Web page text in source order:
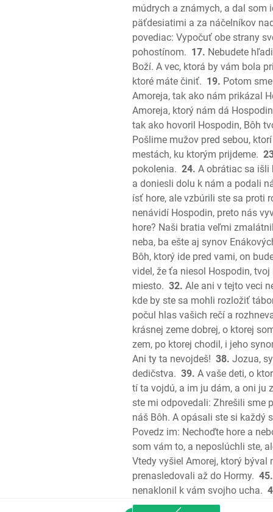
múdrych a známych, a dal som
päťdesiatimi a za náčelníkov
povediac: Vypočuť obe strany
pohostínom. 17. Nebudete
Boží. A vec, ktorá by vám bola
ktoré máte činiť. 19. Potom
Amoreja, tak ako nám prikázal
Amoreja, ktorý nám dá
tak ako hovoril Hospodin, Bôh
Pošlime mužov pred sebou,
mestách, ku ktorým prijdeme.
pokolenia. 24. A obrátiac sa išli
a doniesli dolu k nám a podali
ísť hore, ale vzbúrili ste sa proti
nenávidí Hospodin, preto nás
hore? Naši bratia veľmi
neba, ba ešte aj synov
Bôh, ktorý ide pred vami, on
videl, že ťa niesol Hospodin,
miesto. 32. Ale ani v tejto veci
kde by ste sa mohli rozložiť
počul hlas vašich rečí a
krásnej zeme dobrej, o ktorej
zem, po ktorej chodil, i jeho
Ani ty ta nevojdeš! 38. Jozua,
dedičstva. 39. A vaše deti, o
tí ta vojdú, a im ju dám, a oni ju
ste mi odpovedali: Zhrešili sme
náš Bôh. A opásali ste si každý
Povedz im: Nechoďte hore a
som vám to, a neposlúchli ste,
Vtedy vyšiel Amorej, ktorý býval
prenasledovali až do Hormy. 45.
nenaklonil k vám svojho ucha.